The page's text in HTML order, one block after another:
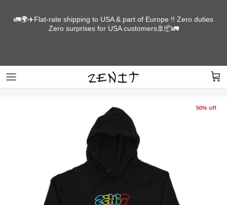
🚛🌍✈️Flat-rate shipping to USA & part of Europe !! Zero duties
Zero surprises for USA customers🚢📦🚛
PARTS
Get yourself some sick threads for days of
heavy shreds.
Shop for this
50% off